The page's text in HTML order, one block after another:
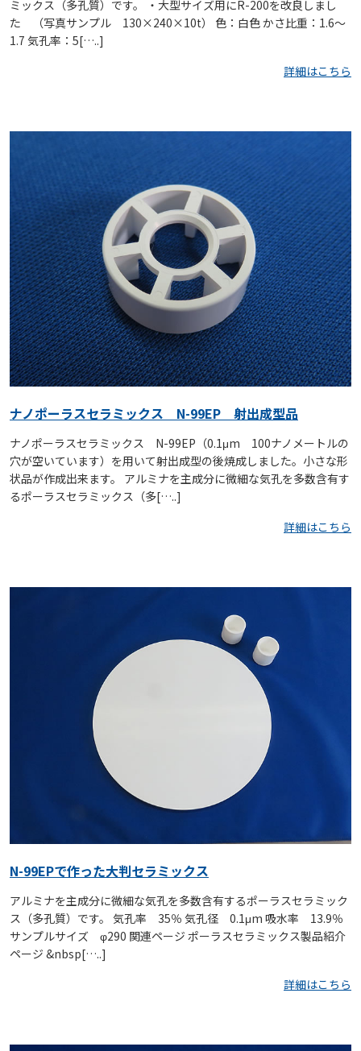
ミックス（多孔質）です。 ・大型サイズ用にR-200を改良しまし
た （写真サンプル 130×240×10t） 色：白色 かさ比重：1.6～
1.7 気孔率：5[…..]
詳細はこちら
ナノポーラスセラミックス N-99EP 射出成型品
ナノポーラスセラミックス N-99EP（0.1μm 100ナノメートルの
穴が空いています）を用いて射出成型の後焼成しました。小さな形
状品が作成出来ます。 アルミナを主成分に微細な気孔を多数含有す
るポーラスセラミックス（多[…..]
詳細はこちら
N-99EPで作った大判セラミックス
アルミナを主成分に微細な気孔を多数含有するポーラスセラミック
ス（多孔質）です。 気孔率 35％ 気孔径 0.1μm 吸水率 13.9％
サンプルサイズ φ290 関連ページ ポーラスセラミックス製品紹介
ページ &nbsp[…..]
詳細はこちら